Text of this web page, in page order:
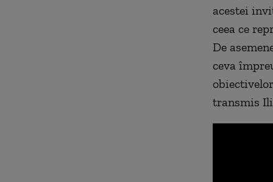
acestei
ceea ce
De
ceva
transmis